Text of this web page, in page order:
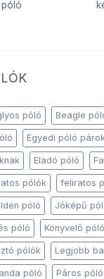
póló Beagle
Egyedi póló
Eladó póló
pólók feliratos
póló Jóképű
póló Könyvelő póló
pólók Legjobb
póló Páros